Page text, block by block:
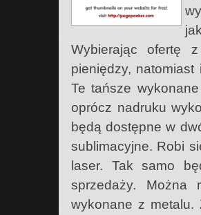
Wybierając ofertę
pieniędzy,
Te tańsze
oprócz nadruku
będą dostępne w
sublimacyjne. Robi
laser. Tak samo
sprzedaży. Można
wykonane z metalu.